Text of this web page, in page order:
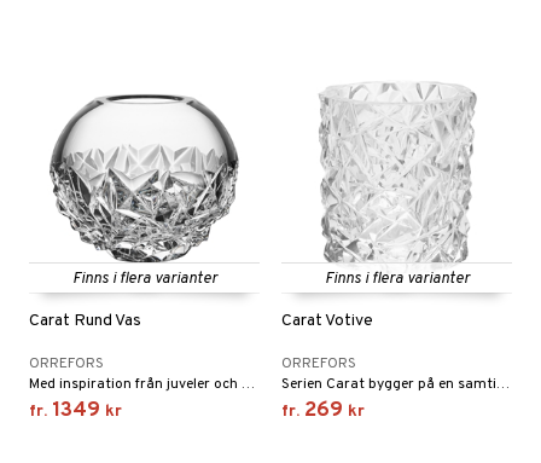
Finns i flera varianter
Carat Rund Vas
ORREFORS
Med inspiration från juveler och ädelstenar har Lena Bergström skapat en vas som speglar vår samtid men doftar också nordisk romantik.
fr. 1349 kr
Finns i flera varianter
Carat Votive
ORREFORS
Serien Carat bygger på en samtida tolkning av traditionell glasslipning som har gjort Orrefors världsberömt.
fr. 269 kr